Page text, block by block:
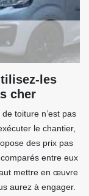
les
cher
toiture n’est pas
le chantier,
des prix pas
entre eux
mettre en œuvre
aurez à engager.